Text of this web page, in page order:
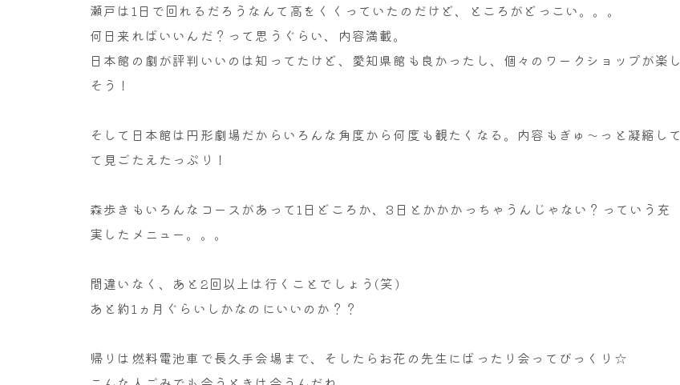
瀬戸は1日で回れるだろうなんて高をくくっていたのだけど、ところがどっこい。。。
何日来ればいいんだ？って思うぐらい、内容満載。
日本館の劇が評判いいのは知ってたけど、愛知県館も良かったし、個々のワークショップが楽し
そう！
そして日本館は円形劇場だからいろんな角度から何度も観たくなる。内容もぎゅ～っと凝縮して
て見ごたえたっぷり！
森歩きもいろんなコースがあって1日どころか、3日とかかかっちゃうんじゃない？っていう充
実したメニュー。。。
間違いなく、あと2回以上は行くことでしょう(笑)
あと約1ヵ月ぐらいしかなのにいいのか？？
帰りは燃料電池車で長久手会場まで、そしたらお花の先生にばったり会ってびっくり☆